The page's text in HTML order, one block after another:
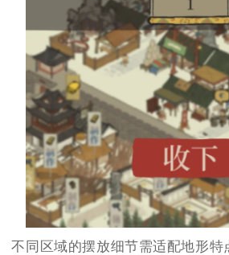
不同区域的摆放细节需适配地形特